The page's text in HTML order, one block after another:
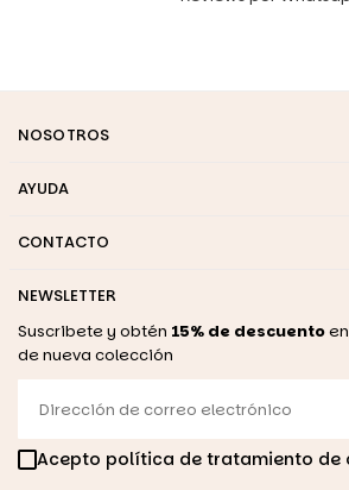
NOSOTROS
AYUDA
CONTACTO
NEWSLETTER
Suscribete y obtén 15% de descuento
de nueva colección
Acepto política de tratamiento de